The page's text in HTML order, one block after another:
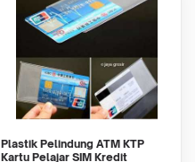
Plastik Pelindung ATM KTP
Kartu Pelajar SIM Kredit